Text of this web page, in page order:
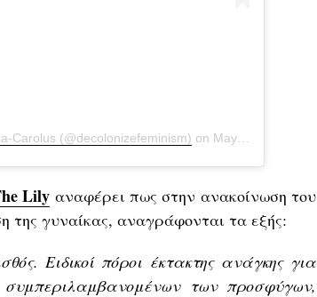
Carolus (@decolonizefeminism) on May 19, 2020 at 3:36pm PDT
Lily αναφέρει πως στην ανακοίνωση του
της γυναίκας, αναγράφονται τα εξής:
Ειδικοί πόροι έκτακτης ανάγκης για
συμπεριλαμβανομένων των προσφύγων,